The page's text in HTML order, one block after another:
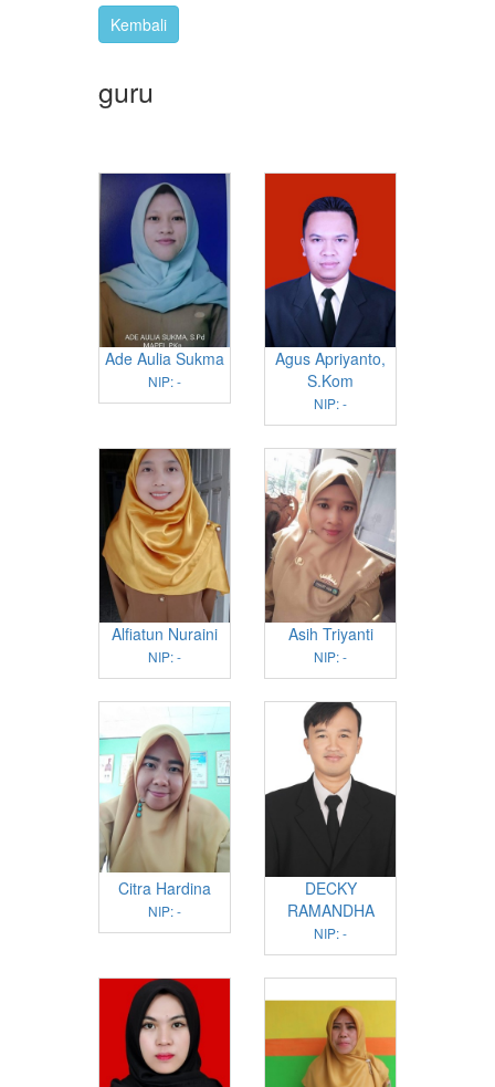
guru
Ade Aulia Sukma
NIP: -
Agus Apriyanto,
S.Kom
NIP: -
Alfiatun Nuraini
NIP: -
Asih Triyanti
NIP: -
Citra Hardina
NIP: -
DECKY
RAMANDHA
NIP: -